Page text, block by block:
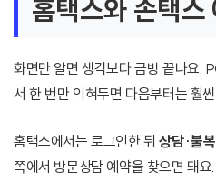
홈택스와 손택스
화면만 알면 생각보다 금방 끝나요.
서 한 번만 익혀두면 다음부터는 훨
홈택스에서는 로그인한 뒤상담·불
쪽에서 방문상담 예약을 찾으면 돼